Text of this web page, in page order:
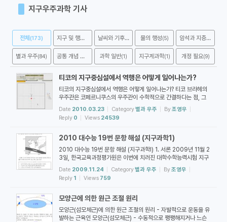
지구우주과학 기사
전체(173) 지구 및 행성 과학 (19) 날씨와 기후
(25) 물의 행성(5) 암석과 지층
(29)
별과 우주(84) 공통 개념 및 원리 (0)
과학 일반(1) 지구계과학(1) 개정 필요(9)
티코의 지구중심설에서 역행은 어떻게 일어나는가?
티코의 지구중심설에서 역행은 어떻게 일어나는가? 티코 브라헤의
우주관은 코페르니쿠스의 우주관이 수학적으로 간결하다는 점, 그
리고 지구중심설이 아리스토텔레스의 철학에 잘 부합한다는 점을
동시에 고려한 우주관입니다. 다른 지구중심설처럼 지구가 우주의
중심에 위치하며, 해와 달이 지구 둘레를 공전하지만, 나머지 행성들
스의 생각과 거의 비슷합니다. 차이점이라면 '해가 지구 둘레를 도는
것인가' 아니면 '지구가 해 둘레를 도는 것인가'의 차이입니다. 다
음...
Date 2010.03.23 Category별과 우주 By조영우
Reply 0 Views 24539
2010 대수능 19번 문항 해설 (지구과학1)
2010 대수능 19번 문항 해설 (지구과학I) 1. 서론 2009년 11월 2
3일, 한국교육과정평가원은 이번에 치러진 대학수학능력시험 지구
과학1의 19번 문항에 대한 문항오류를 공식 인정하였습니다. 애초
에 3번으로 발표하였던 답을 1번과 3번의 복수 정답으로 정정하였
습니다. 이에 따라 앞으로 대학수학능력시험을 준비해야 하는 학생
이것이 이 글을 작성하는 첫 번째 목적입니다. 이 글을 작성하는 두
번째 중요한 목적은 학생들을 지도해야 하는 선생님들께서 미리 준
비해야 ...
Date 2009.11.24 Category별과 우주 By조영우
Reply 1 Views 759
모양근에 의한 원근 조절 원리
모양근(섬모체근)에 의한 원근 조절의 원리 - 자발적으로 운동을 유
발하는 근육인 모양근(섬모체근) - 수동적으로 팽팽해지거나 느슨